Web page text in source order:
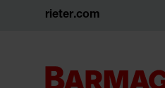
rieter.com